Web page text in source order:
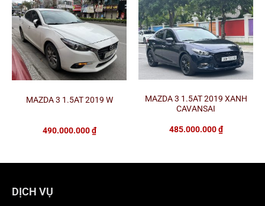
MAZDA 3 1.5AT 2019 W
490.000.000₫
MAZDA 3 1.5AT 2019 XANH
CAVANSAI
485.000.000₫
DỊCH VỤ